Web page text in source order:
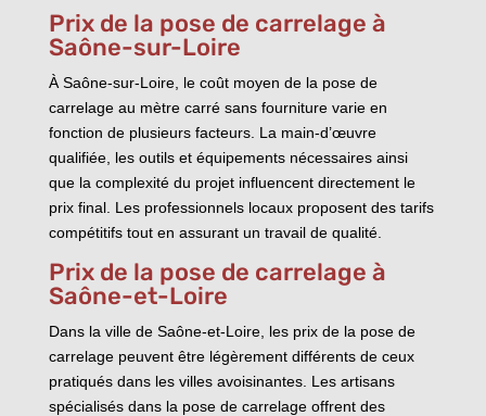
Prix de la pose de carrelage à
Saône-sur-Loire
À Saône-sur-Loire, le coût moyen de la pose de
carrelage au mètre carré sans fourniture varie en
fonction de plusieurs facteurs. La main-d’œuvre
qualifiée, les outils et équipements nécessaires ainsi
que la complexité du projet influencent directement le
prix final. Les professionnels locaux proposent des tarifs
compétitifs tout en assurant un travail de qualité.
Prix de la pose de carrelage à
Saône-et-Loire
Dans la ville de Saône-et-Loire, les prix de la pose de
carrelage peuvent être légèrement différents de ceux
pratiqués dans les villes avoisinantes. Les artisans
spécialisés dans la pose de carrelage offrent des